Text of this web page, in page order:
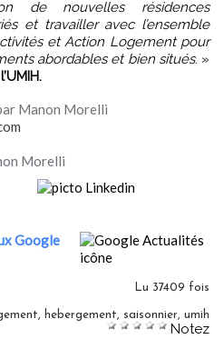
de nouvelles résidences
et travailler avec l’ensemble
et Action Logement pour
abordables et bien situés. »
Manon Morelli
Morelli
Google
Lu 37409 fois
, hebergement, saisonnier, umih
Notez